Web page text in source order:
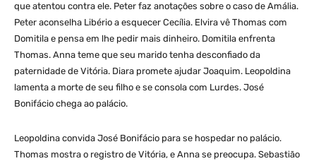
que atentou contra ele. Peter faz anotações sobre o caso de Amália.
Peter aconselha Libério a esquecer Cecília. Elvira vê Thomas com
Domitila e pensa em lhe pedir mais dinheiro. Domitila enfrenta
Thomas. Anna teme que seu marido tenha desconfiado da
paternidade de Vitória. Diara promete ajudar Joaquim. Leopoldina
lamenta a morte de seu filho e se consola com Lurdes. José
Bonifácio chega ao palácio.
Leopoldina convida José Bonifácio para se hospedar no palácio.
Thomas mostra o registro de Vitória, e Anna se preocupa. Sebastião